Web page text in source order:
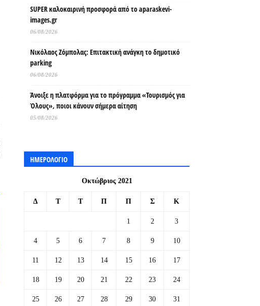
SUPER καλοκαιρινή προσφορά από το aparaskevi-
images.gr
06/08/2026
Νικόλαος Ζόμπολας: Επιτακτική ανάγκη το δημοτικό
parking
06/08/2026
Άνοιξε η πλατφόρμα για το πρόγραμμα «Τουρισμός για
Όλους», ποιοι κάνουν σήμερα αίτηση
05/08/2026
ΗΜΕΡΟΛΟΓΙΟ
Οκτώβριος 2021
Δ Τ Τ Π Π Σ Κ
1 2 3
4 5 6 7 8 9 10
11 12 13 14 15 16 17
18 19 20 21 22 23 24
25 26 27 28 29 30 31